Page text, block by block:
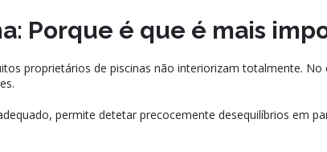
Porque é que é mais
proprietários de piscinas não interiorizam totalmente.
permite detetar precocemente desequilíbrios em